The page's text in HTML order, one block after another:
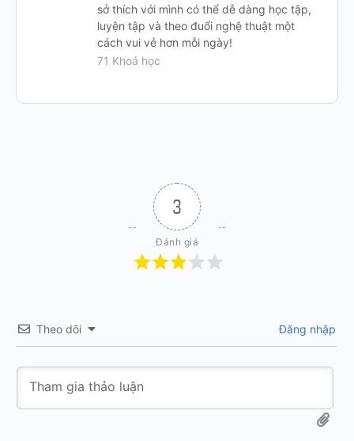
sở thích với mình có thể dễ dàng học tập,
luyện tập và theo đuổi nghệ thuật một
cách vui vẻ hơn mỗi ngày!
71 Khoá học
3
Đánh giá
Theo dõi Đăng nhập